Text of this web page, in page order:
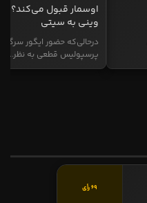
اوسمار قبول می‌کند؟
وینی به سیتی
درحالی‌که حضور ایگور
پرسپولیس قطعی به نظر...
69 رأی